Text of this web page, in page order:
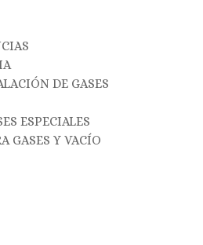
DE GASES
ESPECIALES
GASES Y VACÍO